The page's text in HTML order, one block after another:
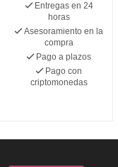
Entregas en 24
horas
Asesoramiento en la
compra
Pago a plazos
Pago con
criptomonedas